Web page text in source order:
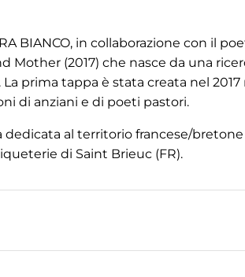
BIANCO, in collaborazione con il
Mother (2017) che nasce da una
prima tappa è stata creata nel
di anziani e di poeti pastori.
dedicata al territorio francese/
di Saint Brieuc (FR).